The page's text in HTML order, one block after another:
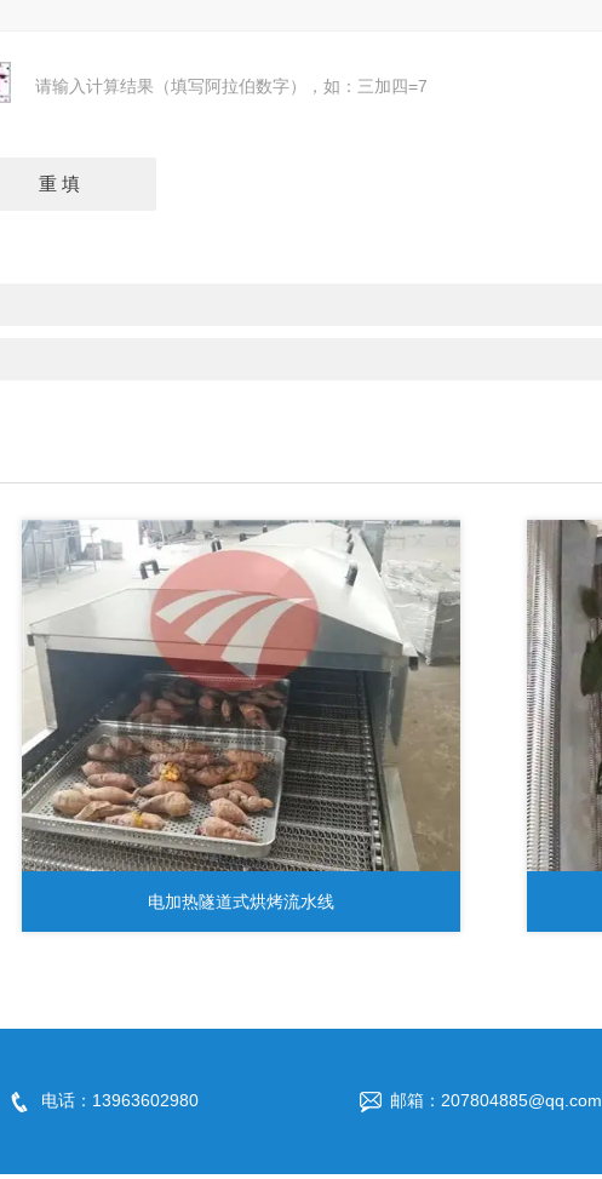
请输入计算结果（填写阿拉伯数字），如：三加四=7
电加热隧道式烘烤流水线
电话：13963602980 邮箱：207804885@qq.com